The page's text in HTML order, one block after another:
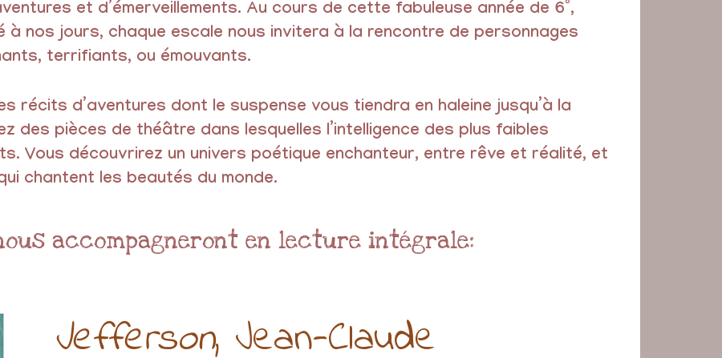
et d’émerveillements. Au cours de cette fabuleuse année de 6°,
à nos jours, chaque escale nous invitera à la rencontre de personnages
terrifiants, ou émouvants.
récits d’aventures dont le suspense vous tiendra en haleine jusqu’à la
des pièces de théâtre dans lesquelles l’intelligence des plus faibles
Vous découvrirez un univers poétique enchanteur, entre rêve et réalité, et
chantent les beautés du monde.
accompagneront en lecture intégrale:
Jefferson, Jean-Claude